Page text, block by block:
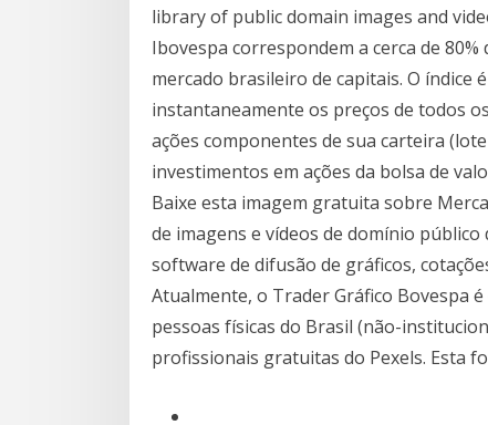
library of public domain images and
Ibovespa correspondem a cerca de
mercado brasileiro de capitais. O índice
instantaneamente os preços de todos
ações componentes de sua carteira
investimentos em ações da bolsa de
Baixe esta imagem gratuita sobre
de imagens e vídeos de domínio
software de difusão de gráficos,
Atualmente, o Trader Gráfico Bovespa
pessoas físicas do Brasil (não-
profissionais gratuitas do Pexels. Esta